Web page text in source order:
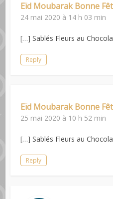
24 mai 2020 à 14 h 03 min
[…] Sablés Fleurs au
Reply
Eïd Moubarak Bonne
25 mai 2020 à 10 h 52 min
[…] Sablés Fleurs au
Reply